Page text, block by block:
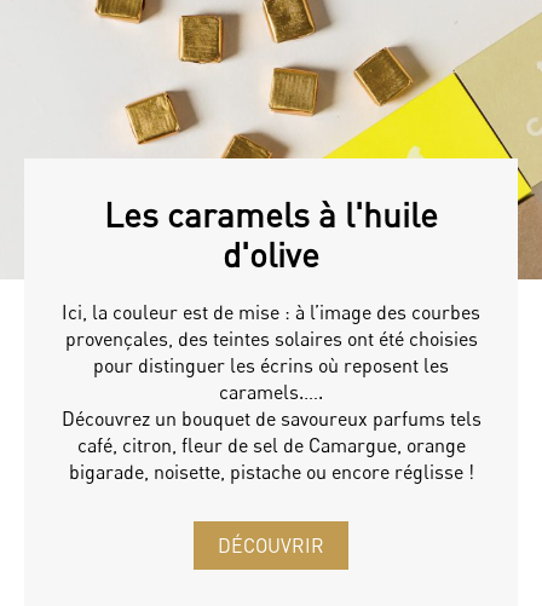
Les caramels à l'huile
d'olive
Ici, la couleur est de mise : à l’image des courbes
provençales, des teintes solaires ont été choisies
pour distinguer les écrins où reposent les
caramels.….
Découvrez un bouquet de savoureux parfums tels
café, citron, fleur de sel de Camargue, orange
bigarade, noisette, pistache ou encore réglisse !
DÉCOUVRIR